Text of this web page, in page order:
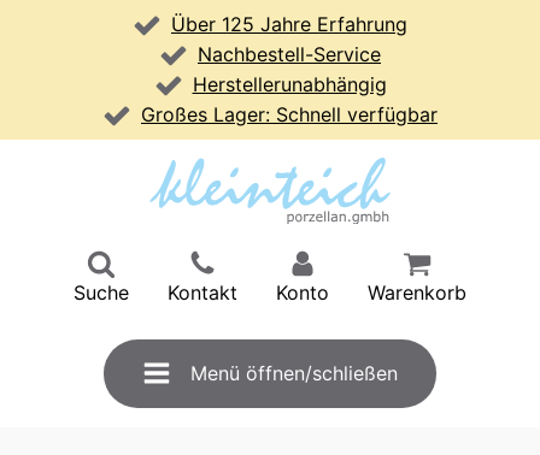
Über 125 Jahre Erfahrung
Nachbestell-Service
Herstellerunabhängig
Großes Lager: Schnell verfügbar
Suche Kontakt Konto Warenkorb
Menü öffnen/schließen